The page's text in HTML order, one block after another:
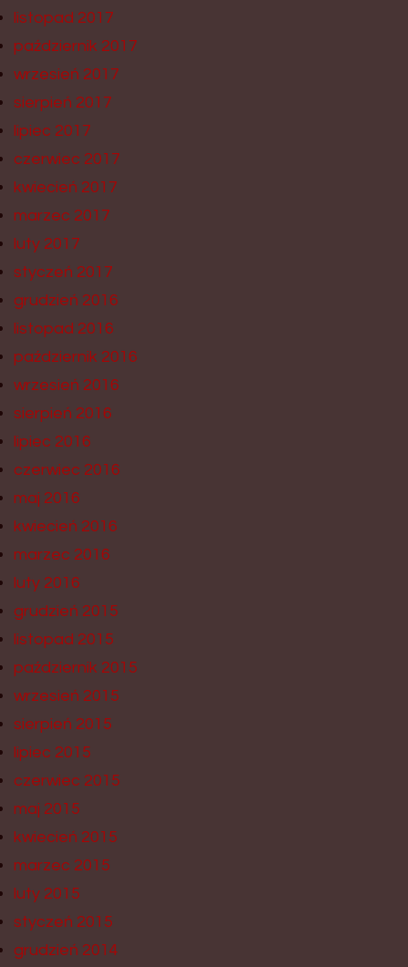
listopad 2017
październik 2017
wrzesień 2017
sierpień 2017
lipiec 2017
czerwiec 2017
kwiecień 2017
marzec 2017
luty 2017
styczeń 2017
grudzień 2016
listopad 2016
październik 2016
wrzesień 2016
sierpień 2016
lipiec 2016
czerwiec 2016
maj 2016
kwiecień 2016
marzec 2016
luty 2016
grudzień 2015
listopad 2015
październik 2015
wrzesień 2015
sierpień 2015
lipiec 2015
czerwiec 2015
maj 2015
kwiecień 2015
marzec 2015
luty 2015
styczeń 2015
grudzień 2014